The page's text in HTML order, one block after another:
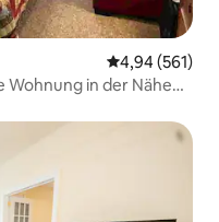
4,94 (561)
in der Nähe